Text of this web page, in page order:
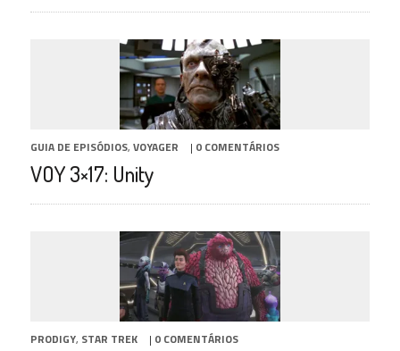
GUIA DE EPISÓDIOS, VOYAGER | 0 COMENTÁRIOS
VOY 3×17: Unity
PRODIGY, STAR TREK | 0 COMENTÁRIOS